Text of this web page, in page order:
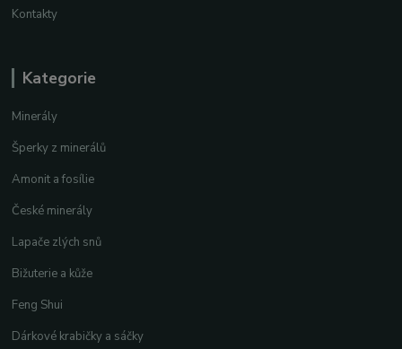
Kontakty
Kategorie
Minerály
Šperky z minerálů
Amonit a fosílie
České minerály
Lapače zlých snů
Bižuterie a kůže
Feng Shui
Dárkové krabičky a sáčky